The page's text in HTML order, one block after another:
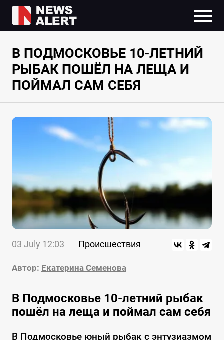
В ПОДМОСКОВЬЕ 10-ЛЕТНИЙ
РЫБАК ПОШЁЛ НА ЛЕЩА И
ПОЙМАЛ САМ СЕБЯ
03 July 12:03 Происшествия
Автор: Екатерина Семенова
В Подмосковье 10-летний рыбак
пошёл на леща и поймал сам себя
В Подмосковье юный рыбак с энтузиазмом